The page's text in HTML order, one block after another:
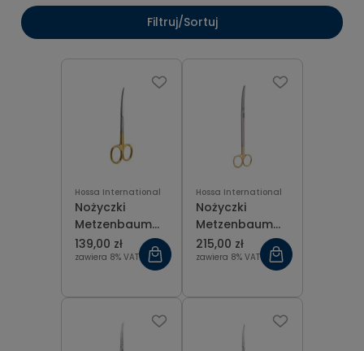
Filtruj/Sortuj
Hossa International
Nożyczki
Metzenbaum
T.C. Gold
zagięte 12 cm
139,00 zł
zawiera 8% VAT
Hossa International
Nożyczki
Metzenbaum
T.C. Gold
zagięte 20 cm
215,00 zł
zawiera 8% VAT